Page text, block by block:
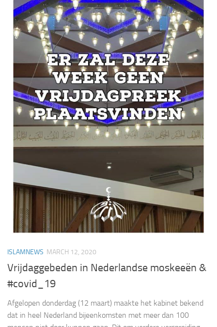
ISLAMNEWS MARCH 12, 2020
Vrijdaggebeden in Nederlandse moskeeën &
#covid_19
Afgelopen donderdag (12 maart) maakte het kabinet bekend
dat in heel Nederland bijeenkomsten met meer dan 100